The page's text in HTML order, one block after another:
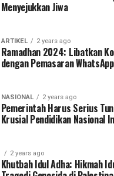
Menyejukkan Jiwa
ARTIKEL 2 years ago
Ramadhan 2024: Libatkan
dengan Pemasaran
NASIONAL 2 years ago
Pemerintah Harus Serius
Krusial Pendidikan Nasional
2 years ago
Khutbah Idul Adha: Hikmah